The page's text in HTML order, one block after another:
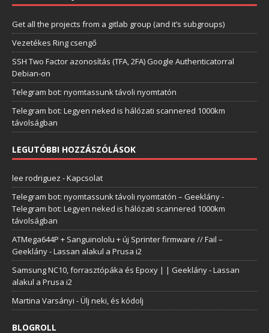
Get all the projects from a gitlab group (and it’s subgroups)
Vezetékes Ring csengő
SSH Two Factor azonosítás (TFA, 2FA) Google Authenticatorral
Debian-on
Telegram bot: nyomtassunk távoli nyomtatón
Telegram bot: Legyen neked is hálózati scannered 1000km
távolságban
LEGUTÓBBI HOZZÁSZÓLÁSOK
lee rodriguez -Kapcsolat
Telegram bot: nyomtassunk távoli nyomtatón – Geeklány-
Telegram bot: Legyen neked is hálózati scannered 1000km
távolságban
ATMega644P + Sanguinololu + új Sprinter firmware // Fail –
Geeklány-Lassan alakul a Prusa i2
Samsung NC10, forrasztópáka és Epoxy | | Geeklány-Lassan
alakul a Prusa i2
Martina Varsányi -Ülj neki, és kódolj
BLOGROLL